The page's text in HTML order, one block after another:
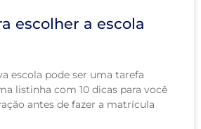
escolher a escola
escola pode ser uma tarefa
listinha com 10 dicas para você
antes de fazer a matrícula